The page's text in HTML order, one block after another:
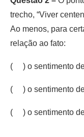
trecho, “Viver
Ao menos, para
relação ao fato:
( ) o sentimento
( ) o sentimento
( ) o sentimento